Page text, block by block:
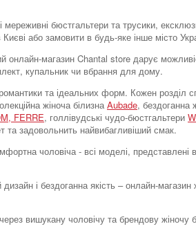
бюстгальтери та трусики,
або замовити в будь-яке інше місто
онлайн-магазин Chantal store дарує
купальник чи вбрання для дому.
та ідеальних форм. Кожен
жіноча білизнаAubade, бездоганна
FERRE, голлівудські чудо-бюстгальтери
задовольнить найвибагливіший смак.
чоловіча - всі моделі,
і бездоганна якість – онлайн-
вишукану чоловічу та брендову жіночу